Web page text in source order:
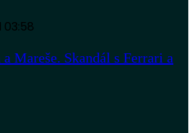
03:58
Mareše. Skandál s Ferrari a